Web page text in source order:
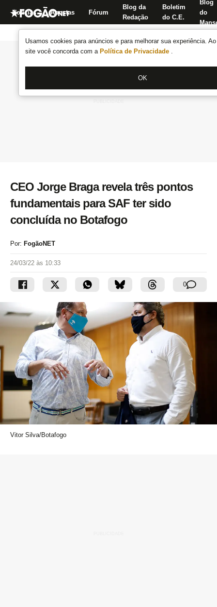
Usamos cookies para anúncios e para melhorar sua experiência.
site você concorda com a Política de Privacidade .
OK
Notícias Apostas Fórum
Blog da
Redação
Boletim
do C.E.
Blog
do
CEO Jorge Braga revela três pontos
fundamentais para SAF ter sido
concluída no Botafogo
Por: FogãoNET
24/03/22 às 10:33
0
Vitor Silva/Botafogo